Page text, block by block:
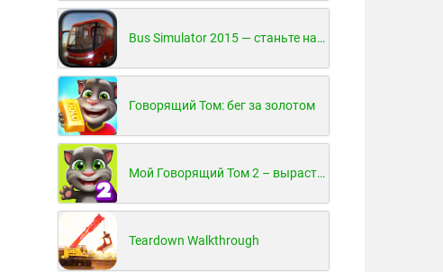
Bus Simulator 2015 — станьте настоящим водителем автобуса!
Говорящий Том: бег за золотом
Мой Говорящий Том 2 – вырасти и воспитай своего котенка
Teardown Walkthrough